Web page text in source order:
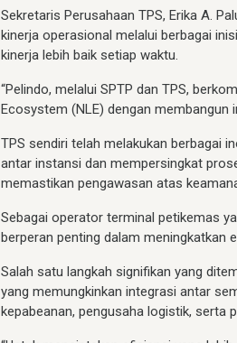
Sekretaris Perusahaan TPS, Erika A.
kinerja operasional melalui berbagai
kinerja lebih baik setiap waktu.
“Pelindo, melalui SPTP dan TPS,
Ecosystem (NLE) dengan membangun
TPS sendiri telah melakukan berbagai
antar instansi dan mempersingkat
memastikan pengawasan atas
Sebagai operator terminal petikemas
berperan penting dalam meningkatkan
Salah satu langkah signifikan yang
yang memungkinkan integrasi antar
kepabeanan, pengusaha logistik, serta